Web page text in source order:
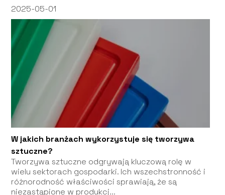
2025-05-01
W jakich branżach wykorzystuje się tworzywa
sztuczne?
Tworzywa sztuczne odgrywają kluczową rolę w
wielu sektorach gospodarki. Ich wszechstronność i
różnorodność właściwości sprawiają, że są
niezastąpione w produkcj...